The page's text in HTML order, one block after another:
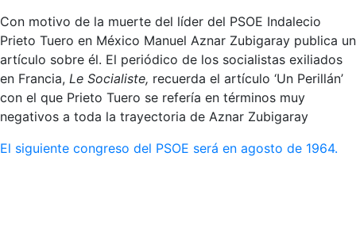
Con motivo de la muerte del líder del PSOE Indalecio
Prieto Tuero en México Manuel Aznar Zubigaray publica un
artículo sobre él. El periódico de los socialistas exiliados
en Francia, Le Socialiste, recuerda el artículo ‘Un Perillán’
con el que Prieto Tuero se refería en términos muy
negativos a toda la trayectoria de Aznar Zubigaray
El siguiente congreso del PSOE será en agosto de 1964.